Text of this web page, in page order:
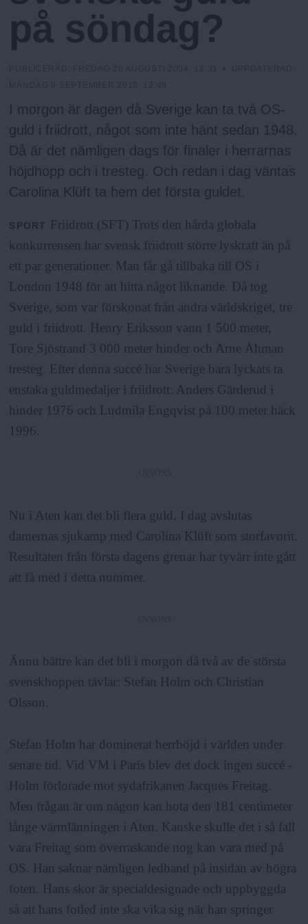
N
u
n
y
på söndag?
I morgon är dagen då Sverige kan ta två OS-
guld i friidrott, något som inte hänt sedan 1948.
Då är det nämligen dags för finaler i herrarnas
höjdhopp och i tresteg. Och redan i dag väntas
Carolina Klüft ta hem det första guldet.
SPORT
Friidrott (SFT) Trots den hårda globala
konkurrensen har svensk friidrott större lyskraft än på
ett par generationer. Man får gå tillbaka till OS i
London 1948 för att hitta något liknande. Då tog
Sverige, som var förskonat från andra världskriget, tre
guld i friidrott. Henry Eriksson vann 1 500 meter,
Tore Sjöstrand 3 000 meter hinder och Arne Åhman
tresteg. Efter denna succé har Sverige bara lyckats ta
enstaka guldmedaljer i friidrott: Anders Gärderud i
hinder 1976 och Ludmila Engqvist på 100 meter häck
1996.
Nu i Aten kan det bli flera guld. I dag avslutas
damernas sjukamp med Carolina Klüft som storfavorit.
Resultaten från första dagens grenar har tyvärr inte gått
att få med i detta nummer.
Ännu bättre kan det bli i morgon då två av de största
svenskhoppen tävlar: Stefan Holm och Christian
Olsson.
Stefan Holm har dominerat herrhöjd i världen under
senare tid. Vid VM i Paris blev det dock ingen succé -
Holm förlorade mot sydafrikanen Jacques Freitag.
Men frågan är om någon kan hota den 181 centimeter
långe värmlänningen i Aten. Kanske skulle det i så fall
vara Freitag som överraskande nog kan vara med på
OS. Han saknar nämligen ledband på insidan av högra
foten. Hans skor är specialdesignade och uppbyggda
så att hans fotled inte ska vika sig när han springer